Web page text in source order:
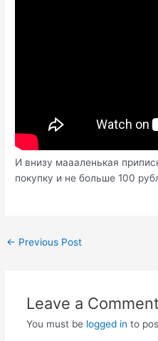
И внизу маааленькая
покупку и не больше 100
Post
← Previous Post
Leave a Comment
You must be logged in to